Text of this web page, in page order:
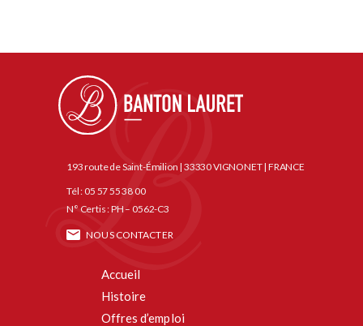
193 route de Saint-Émilion | 33330 VIGNONET | FRANCE
Tél : 05 57 55 38 00
N° Certis : PH – 0562-C3
NOUS CONTACTER
Accueil
Histoire
Offres d’emploi